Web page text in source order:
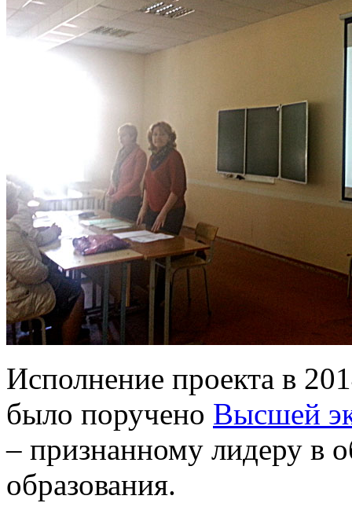
Исполнение проекта в
было поручено Высшей
– признанному лидеру в
образования.